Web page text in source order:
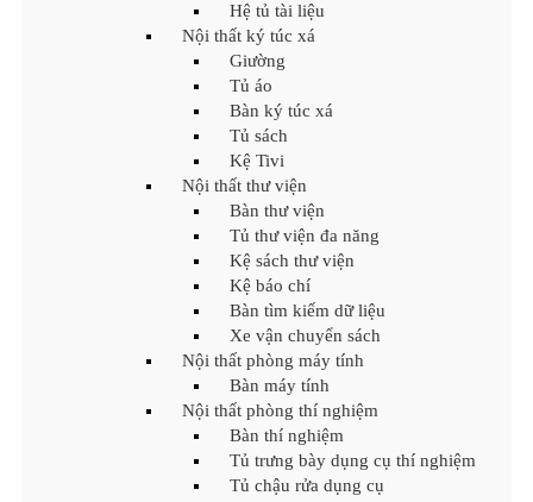
Hệ tủ tài liệu
Nội thất ký túc xá
Giường
Tủ áo
Bàn ký túc xá
Tủ sách
Kệ Tivi
Nội thất thư viện
Bàn thư viện
Tủ thư viện đa năng
Kệ sách thư viện
Kệ báo chí
Bàn tìm kiếm dữ liệu
Xe vận chuyển sách
Nội thất phòng máy tính
Bàn máy tính
Nội thất phòng thí nghiệm
Bàn thí nghiệm
Tủ trưng bày dụng cụ thí nghiệm
Tủ chậu rửa dụng cụ